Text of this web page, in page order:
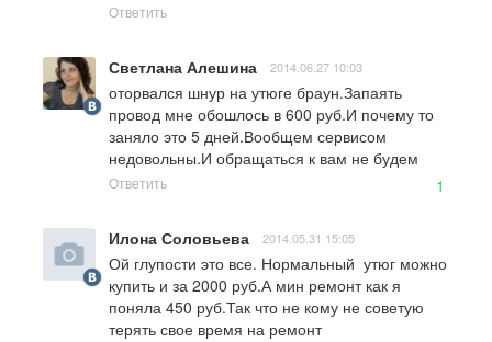
Ответить
Светлана Алешина 2014.06.27 10:03
оторвался шнур на утюге браун.Запаять
провод мне обошлось в 600 руб.И почему то
заняло это 5 дней.Вообщем сервисом
недовольны.И обращаться к вам не будем
Ответить 1
Илона Соловьева 2014.05.31 15:05
Ой глупости это все. Нормальный  утюг можно
купить и за 2000 руб.А мин ремонт как я
поняла 450 руб.Так что не кому не советую
терять свое время на ремонт